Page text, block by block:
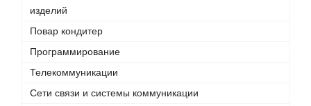
изделий
Повар кондитер
Программирование
Телекоммуникации
Сети связи и системы коммуникации